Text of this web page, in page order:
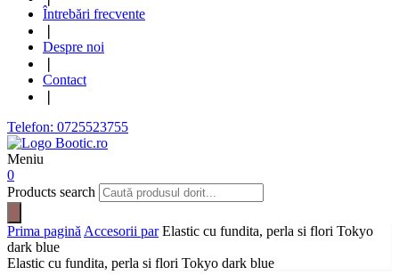
Întrebări frecvente
Despre noi
Contact
Telefon: 0725523755
Meniu
0
Products search
Prima pagină Accesorii par Elastic cu fundita, perla si flori Tokyo
dark blue
Elastic cu fundita, perla si flori Tokyo dark blue